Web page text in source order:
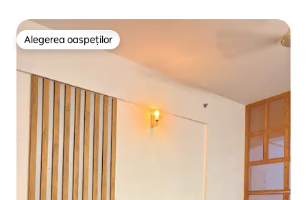
Alegerea oaspeților
Alegerea oaspeților